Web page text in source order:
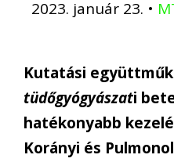
2023. január 23. •
Kutatási
tüdőgyógyászati
hatékonyabb
Korányi és